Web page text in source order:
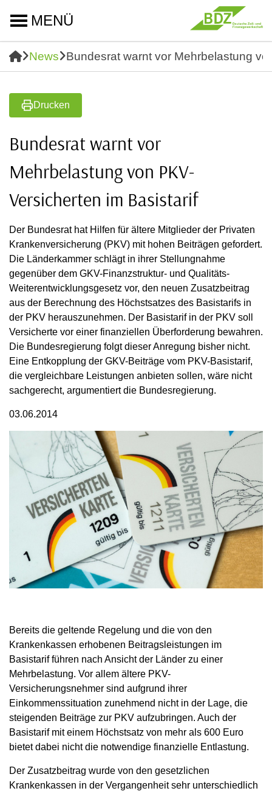
MENÜ
News Bundesrat warnt vor Mehrbelastung
Drucken
Bundesrat warnt vor
Mehrbelastung von PKV-
Versicherten im Basistarif
Der Bundesrat hat Hilfen für ältere Mitglieder der Privaten
Krankenversicherung (PKV) mit hohen Beiträgen gefordert.
Die Länderkammer schlägt in ihrer Stellungnahme
gegenüber dem GKV-Finanzstruktur- und Qualitäts-
Weiterentwicklungsgesetz vor, den neuen Zusatzbeitrag
aus der Berechnung des Höchstsatzes des Basistarifs in
der PKV herauszunehmen. Der Basistarif in der PKV soll
Versicherte vor einer finanziellen Überforderung bewahren.
Die Bundesregierung folgt dieser Anregung bisher nicht.
Eine Entkopplung der GKV-Beiträge vom PKV-Basistarif,
die vergleichbare Leistungen anbieten sollen, wäre nicht
sachgerecht, argumentiert die Bundesregierung.
03.06.2014
Bereits die geltende Regelung und die von den
Krankenkassen erhobenen Beitragsleistungen im
Basistarif führen nach Ansicht der Länder zu einer
Mehrbelastung. Vor allem ältere PKV-
Versicherungsnehmer sind aufgrund ihrer
Einkommenssituation zunehmend nicht in der Lage, die
steigenden Beiträge zur PKV aufzubringen. Auch der
Basistarif mit einem Höchstsatz von mehr als 600 Euro
bietet dabei nicht die notwendige finanzielle Entlastung.
Der Zusatzbeitrag wurde von den gesetzlichen
Krankenkassen in der Vergangenheit sehr unterschiedlich